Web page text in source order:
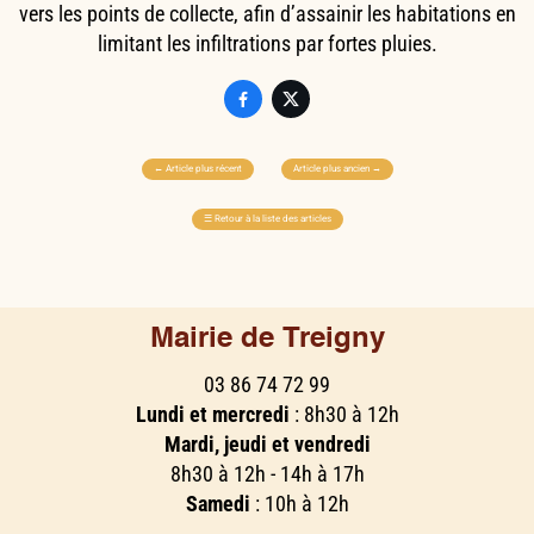
vers les points de collecte, afin d’assainir les habitations en
limitant les infiltrations par fortes pluies.
 
← Article plus récent Article plus ancien→
☰ Retour à la liste des articles
Mairie de Treigny
03 86 74 72 99
Lundi et mercredi : 8h30 à 12h
Mardi, jeudi et vendredi
8h30 à 12h - 14h à 17h
Samedi : 10h à 12h